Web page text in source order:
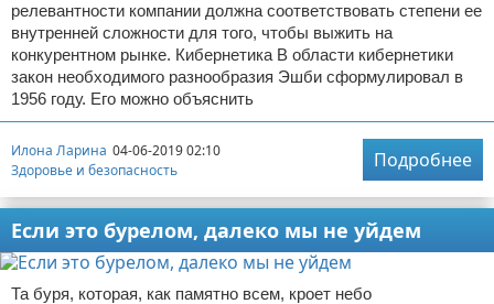
релевантности компании должна соответствовать степени ее
внутренней сложности для того, чтобы выжить на
конкурентном рынке. Кибернетика В области кибернетики
закон необходимого разнообразия Эшби сформулировал в
1956 году. Его можно объяснить
Илона Ларина 04-06-2019 02:10
Здоровье и безопасность
Подробнее
Если это бурелом, далеко мы не уйдем
Та буря, которая, как памятно всем, кроет небо